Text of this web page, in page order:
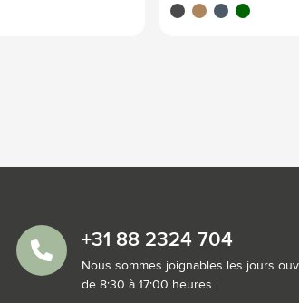
noir chameaubleu marine
vert foncé
+31 88 2324 704
Nous sommes joignables les jours
de 8:30 à 17:00 heures.